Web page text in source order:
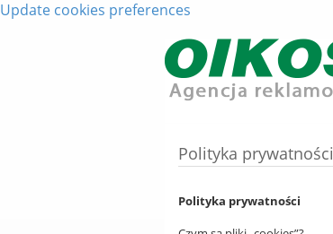
Update cookies preferences
Polityka prywatności
Polityka prywatności